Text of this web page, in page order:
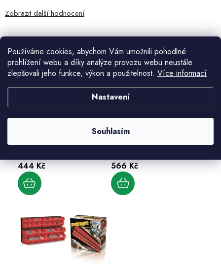
Používáme cookies, abychom Vám umožnili pohodlné
prohlížení webu a díky analýze provozu webu neustále
zlepšovali jeho funkce, výkon a použitelnost. Více informací
Nastavení
Souhlasím
Zobrazit další hodnocení
Související produkty
444 Kč 566 Kč